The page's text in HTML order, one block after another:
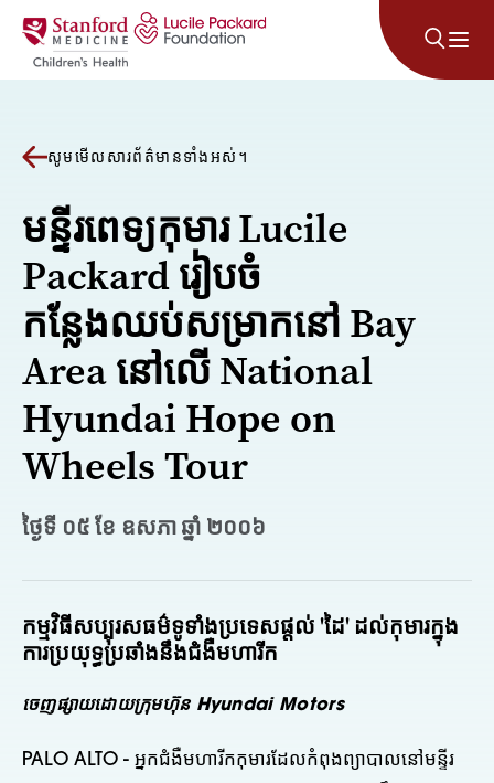
រំលងទៅមាតិកា
សូមមើលសារព័ត៌មានទាំងអស់។
មន្ទីរពេទ្យកុមារ Lucile
Packard រៀបចំ
កន្លែងឈប់សម្រាកនៅ Bay
Area នៅលើ National
Hyundai Hope on
Wheels Tour
ថ្ងៃទី ០៥ ខែ ឧសភា ឆ្នាំ ២០០៦
កម្មវិធីសប្បុរសធម៌ទូទាំងប្រទេសផ្តល់ 'ដៃ' ដល់កុមារក្នុង
ការប្រយុទ្ធប្រឆាំងនឹងជំងឺមហារីក
ចេញផ្សាយដោយក្រុមហ៊ុន Hyundai Motors
PALO ALTO - អ្នកជំងឺមហារីកកុមារដែលកំពុងព្យាបាលនៅមន្ទីរ